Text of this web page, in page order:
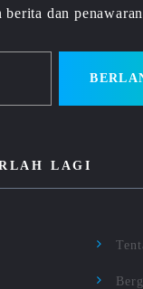
berita dan
LAGI